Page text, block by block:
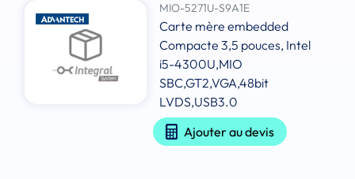
MIO-5271U-S9A1E
Carte mère embedded
Compacte 3,5 pouces, Intel
i5-4300U,MIO
SBC,GT2,VGA,48bit
LVDS,USB3.0
Ajouter au devis